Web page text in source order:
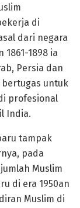
di
dari negara
1898 ia
Persia dan
bertugas untuk
profesional
India.
tampak
pada
Muslim
di era 1950an
Muslim di